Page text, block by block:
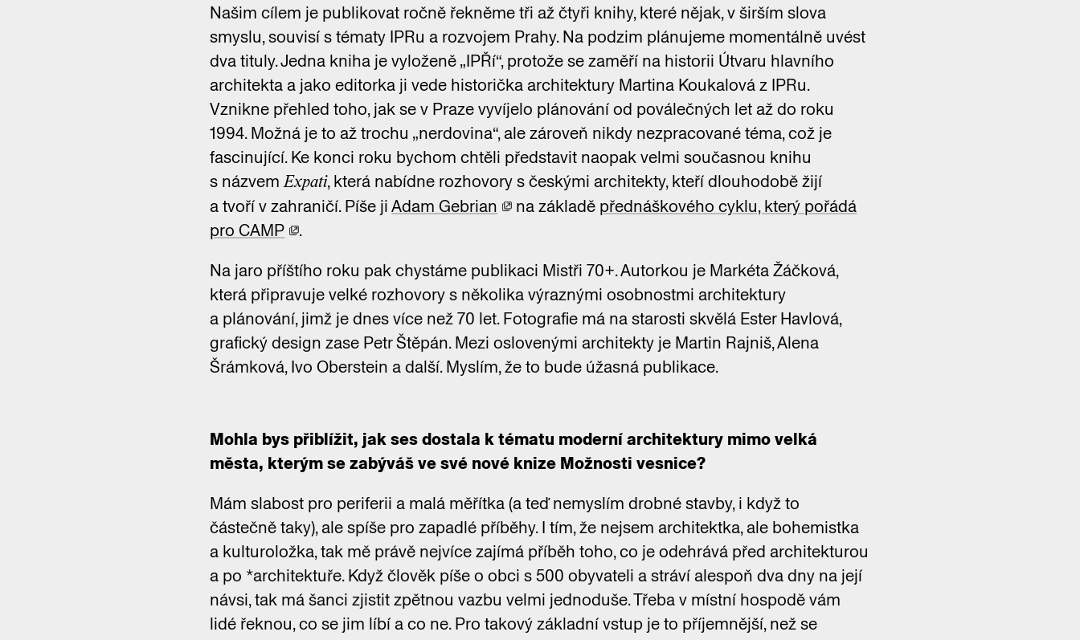
Našim cílem je publikovat ročně řekněme tři až čtyři knihy, které nějak, v širším slova
smyslu, souvisí s tématy IPRu a rozvojem Prahy. Na podzim plánujeme momentálně uvést
dva tituly. Jedna kniha je vyloženě „IPŘí“, protože se zaměří na historii Útvaru hlavního
architekta a jako editorka ji vede historička architektury Martina Koukalová z IPRu.
Vznikne přehled toho, jak se v Praze vyvíjelo plánování od poválečných let až do roku
1994. Možná je to až trochu „nerdovina“, ale zároveň nikdy nezpracované téma, což je
fascinující. Ke konci roku bychom chtěli představit naopak velmi současnou knihu
s názvemExpati, která nabídne rozhovory s českými architekty, kteří dlouhodobě žijí
a tvoří v zahraničí. Píše jiAdam Gebrian na základě přednáškového cyklu, který pořádá
pro CAMP
.
Na jaro příštího roku pak chystáme publikaci Mistři 70+. Autorkou je Markéta Žáčková,
která připravuje velké rozhovory s několika výraznými osobnostmi architektury
a plánování, jimž je dnes více než 70 let. Fotografie má na starosti skvělá Ester Havlová,
grafický design zase Petr Štěpán. Mezi oslovenými architekty je Martin Rajniš, Alena
Šrámková, Ivo Oberstein a další. Myslím, že to bude úžasná publikace.
Mohla bys přiblížit, jak ses dostala k tématu moderní architektury mimo velká
města, kterým se zabýváš ve své nové knize Možnosti vesnice?
Mám slabost pro periferii a malá měřítka (a teď nemyslím drobné stavby, i když to
částečně taky), ale spíše pro zapadlé příběhy. I tím, že nejsem architektka, ale bohemistka
a kulturoložka, tak mě právě nejvíce zajímá příběh toho, co je odehrává před architekturou
a po *architektuře. Když člověk píše o obci s 500 obyvateli a stráví alespoň dva dny na její
návsi, tak má šanci zjistit zpětnou vazbu velmi jednoduše. Třeba v místní hospodě vám
lidé řeknou, co se jim líbí a co ne. Pro takový základní vstup je to příjemnější, než se